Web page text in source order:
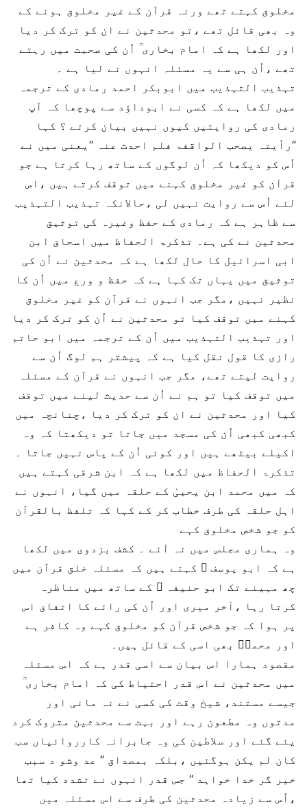
مخلوق کہتے تھے ورنہ قرآن کے غیر مخلوق ہونے کے
وہ بھی قائل تھے ،تو محدثین نے ان کو ترک کر دیا
اور لکھا ہے کہ امام بخاری ؒ اُن کی صحبت میں رہتے
تھے ،اُن ہی سے یہ مسئلہ انہوں نے لیا ہے ۔
تہذیب التہذیب میں ابوبکر احمد رمادی کے ترجمہ
میں لکھا ہے کہ کسی نے ابوداؤد سے پوچھا کہ آپ
رمادی کی روایتیں کیوں نہیں بیان کرتے ؟ کہا
’’رأیتہ یصحب الواقفۃ فلم احدث عنہ ‘‘یعنی میں نے
اُس کو دیکھا کہ اُن لوگوں کے ساتھ رہا کرتا ہے جو
قرآن کو غیر مخلوق کہنے میں توقف کرتے ہیں ،اس
لئے اُس سے روایت نہیں لی ،حالانکہ تہذیب التہذیب
سے ظاہر ہے کہ رمادی کے حفظ وغیرہ کی توثیق
محدثین نے کی ہے۔ تذکرۃ الحفاظ میں اسحاق ابن
ابی اسرائیل کا حال لکھا ہے کہ محدثین نے اُن کی
توثیق میں یہاں تک کہا ہے کہ حفظ و ورع میں اُن کا
نظیر نہیں ،مگر جب انہوں نے قرآن کو غیر مخلوق
کہنے میں توقف کیا تو محدثین نے اُن کو ترک کر دیا
اور تہذیب التہذیب میں اُن کے ترجمہ میں ابو حاتم
رازی کا قول نقل کیا ہے کہ پیشتر ہم لوگ اُن سے
روایت لیتے تھے، مگر جب انہوں نے قرآن کے مسئلہ
میں توقف کیا تو ہم نے اُن سے حدیث لینے میں توقف
کیا اور محدثین نے ان کو ترک کر دیا ،چنانچہ میں
کبھی کبھی اُن کی مسجد میں جاتا تو دیکھتا کہ وہ
اکیلے بیٹھے ہیں اور کوئی اُن کے پاس نہیں جاتا ۔
تذکرۃ الحفاظ میں لکھا ہے کہ ابن شرقی کہتے ہیں
کہ میں محمد ابن یحییٰ کے حلقہ میں گیا، انہوں نے
اہل حلقہ کی طرف خطاب کر کے کہا کہ تلفظ بالقرآن
کو جو شخص مخلوق کہے
وہ ہماری مجلس میں نہ آئے ۔ کشف بزدوی میں لکھا
ہے کہ ابو یوسف ؒ کہتے ہیں کہ مسئلہ خلق قرآن میں
چھ مہینے تک ابو حنیفہ ؒ کے ساتھ میں مناظرہ
کرتا رہا ،آخر میری اور اُن کی رائے کا اتفاق اس
پر ہوا کہ جو شخص قرآن کو مخلوق کہے وہ کافر ہے
اور محمدؒ بھی اسی کے قائل ہیں۔
مقصود ہمارا اس بیان سے اسی قدر ہے کہ اس مسئلہ
میں محدثین نے اس قدر احتیاط کی کہ امام بخاری ؒ
جیسے مستند، شیخ وقت کی کسی نے نہ مانی اور
مدتوں وہ مطعون رہے اور بہت سے محدثین متروک کرد
یئے گئے اور سلاطین کی وہ جابرانہ کارروائیاں سب
کان لم یکن ہوگئیں ،بلکہ بمصداق ’’ عد وشو د سبب
خیر گر خدا خواہد ‘‘ جس قدر انہوں نے تشدد کیا تھا
،اُس سے زیادہ محدثین کی طرف سے اس مسئلہ میں